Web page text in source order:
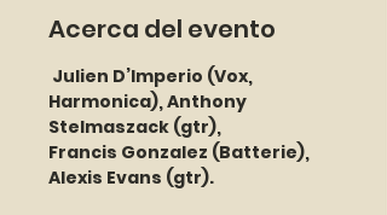
Acerca del evento
Harmonica), Anthony
Stelmaszack (gtr),
Francis Gonzalez (Batterie),
Alexis Evans (gtr).